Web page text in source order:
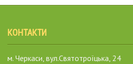
КОНТАКТИ
м. Черкаси, вул.Святотроїцька, 24